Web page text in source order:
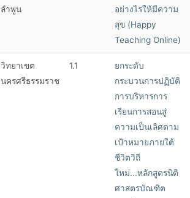
ลำพูน
อย่างไรให้มีความ
สุข (Happy
Teaching Online)
วิทยาเขต
นครศรีธรรมราช
1.1
ยกระดับ
กระบวนการปฏิบัติ
การบริหารการ
เรียนการสอนสู่
ความเป็นเลิศตาม
เป้าหมายภายใต้
ชีวิตวิถี
ใหม่...หลักสูตรนิติ
ศาสตรบัณฑิต